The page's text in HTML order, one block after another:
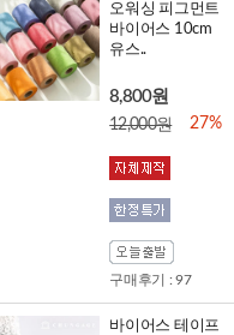
오워싱 피그먼트
바이어스 10cm
유스..
8,800원
12,000원 27%
구매후기 : 97
바이어스 테이프